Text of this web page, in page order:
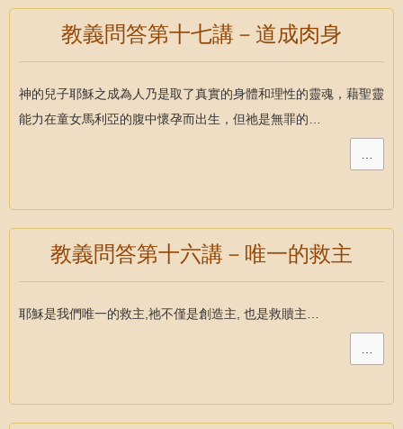
教義問答第十七講－道成肉身
神的兒子耶穌之成為人乃是取了真實的身體和理性的靈魂，藉聖靈
能力在童女馬利亞的腹中懷孕而出生，但祂是無罪的…
…
教義問答第十六講－唯一的救主
耶穌是我們唯一的救主,祂不僅是創造主, 也是救贖主…
…